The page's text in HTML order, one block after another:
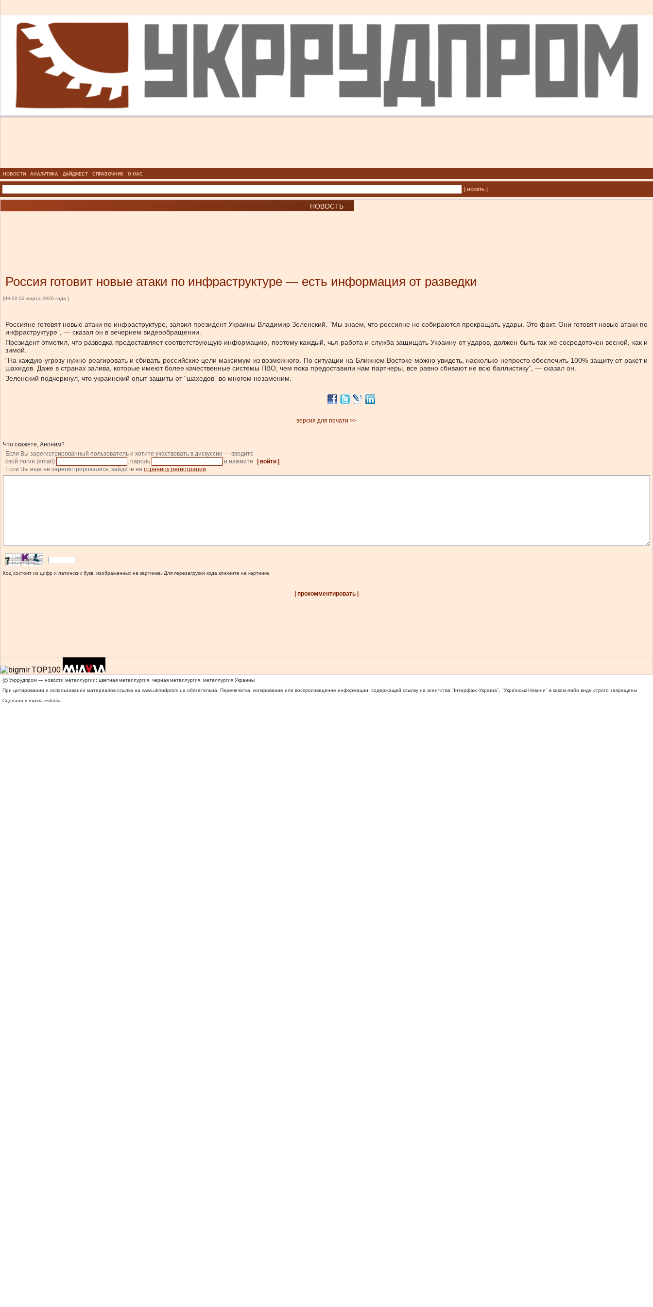
НОВОСТИ АНАЛИТИКА ДАЙДЖЕСТ СПРАВОЧНИК О НАС
| искать |
НОВОСТЬ
Россия готовит новые атаки по инфраструктуре — есть информация от разведки
[09:00 02 марта 2026 года ]
Россияне готовят новые атаки по инфраструктуре, заявил президент Украины Владимир Зеленский. ”Мы знаем, что россияне не собираются прекращать удары. Это факт. Они готовят новые атаки по
инфраструктуре”, — сказал он в вечернем видеообращении.
Президент отметил, что разведка предоставляет соответствующую информацию, поэтому каждый, чья работа и служба защищать Украину от ударов, должен быть так же сосредоточен весной, как и
зимой.
“На каждую угрозу нужно реагировать и сбивать российские цели максимум из возможного. По ситуации на Ближнем Востоке можно увидеть, насколько непросто обеспечить 100% защиту от ракет и
шахидов. Даже в странах залива, которые имеют более качественные системы ПВО, чем пока предоставили нам партнеры, все равно сбивают не всю баллистику”, — сказал он.
Зеленский подчеркнул, что украинский опыт защиты от “шахедов” во многом незаменим.
версия для печати >>
Что скажете, Аноним?
Если Вы зарегистрированный пользователь и хотите участвовать в дискуссии — введите
свой логин (email)
, пароль и нажмите | войти |
.
Если Вы еще не зарегистрировались, зайдите на страницу регистрации.
Код состоит из цифр и латинских букв, изображенных на картинке. Для перезагрузки кода кликните на картинке.
| прокомментировать |
(c) Укррудпром — новости металлургии: цветная металлургия, черная металлургия, металлургия Украины
При цитировании и использовании материалов ссылка на www.ukrrudprom.ua обязательна. Перепечатка, копирование или воспроизведение информации, содержащей ссылку на агентства "Iнтерфакс-Україна", "Українськi Новини" в каком-либо виде строго запрещены
Сделано в miavia estudia.